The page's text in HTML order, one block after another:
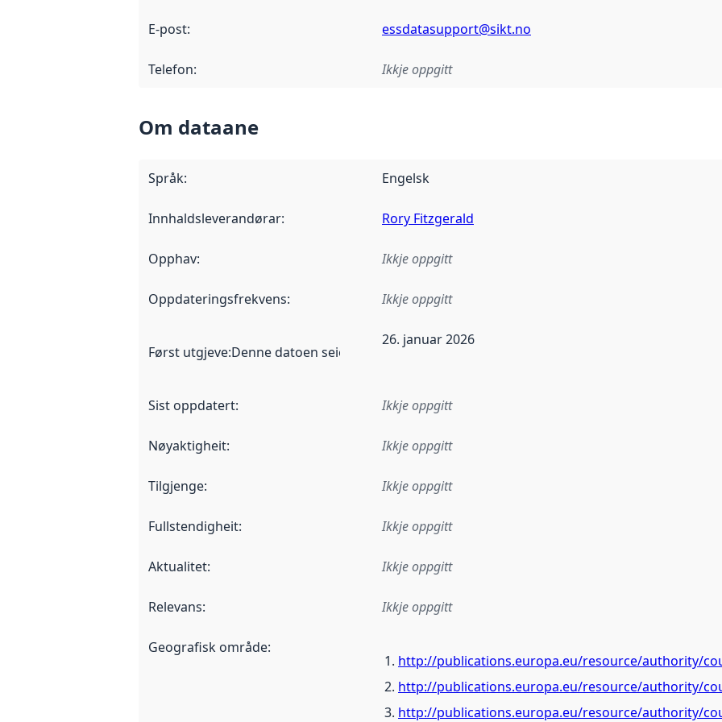
E-post: essdatasupport@sikt.no
Telefon: Ikkje oppgitt
Om dataane
Språk: Engelsk
Innhaldsleverandørar: Rory Fitzgerald
Opphav: Ikkje oppgitt
Oppdateringsfrekvens: Ikkje oppgitt
Først utgjeve:Denne datoen seier når dataa i dette datasettet først blei utgitt. Det kan ha
26. januar 2026
Sist oppdatert: Ikkje oppgitt
Nøyaktigheit: Ikkje oppgitt
Tilgjenge: Ikkje oppgitt
Fullstendigheit: Ikkje oppgitt
Aktualitet: Ikkje oppgitt
Relevans: Ikkje oppgitt
Geografisk område:
http://publications.europa.eu/resource/authority/
http://publications.europa.eu/resource/authority/
http://publications.europa.eu/resource/authority/